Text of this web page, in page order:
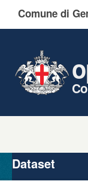
Comune di
Organizzazioni
Gruppi
Dataset